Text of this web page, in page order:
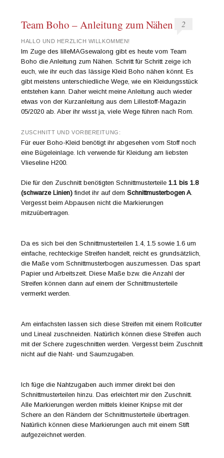
Team Boho – Anleitung zum Nähen 2
HALLO UND HERZLICH WILLKOMMEN!
Im Zuge des lilleMAGsewalong gibt es heute vom Team
Boho die Anleitung zum Nähen. Schritt für Schritt zeige ich
euch, wie ihr euch das lässige Kleid Boho nähen könnt. Es
gibt meistens unterschiedliche Wege, wie ein Kleidungsstück
entstehen kann. Daher weicht meine Anleitung auch wieder
etwas von der Kurzanleitung aus dem Lillestoff-Magazin
05/2020 ab. Aber ihr wisst ja, viele Wege führen nach Rom.
ZUSCHNITT UND VORBEREITUNG:
Für euer Boho-Kleid benötigt ihr abgesehen vom Stoff noch
eine Bügeleinlage. Ich verwende für Kleidung am liebsten
Vlieseline H200.
Die für den Zuschnitt benötigten Schnittmusterteile1.1 bis 1.8
(schwarze Linien) findet ihr auf demSchnittmusterbogen A.
Vergesst beim Abpausen nicht die Markierungen
mitzuübertragen.
Da es sich bei den Schnittmusterteilen 1.4, 1.5 sowie 1.6 um
einfache, rechteckige Streifen handelt, reicht es grundsätzlich,
die Maße vom Schnittmusterbogen auszumessen. Das spart
Papier und Arbeitszeit. Diese Maße bzw. die Anzahl der
Streifen können dann auf einem der Schnittmusterteile
vermerkt werden.
Am einfachsten lassen sich diese Streifen mit einem Rollcutter
und Lineal zuschneiden. Natürlich können diese Streifen auch
mit der Schere zugeschnitten werden. Vergesst beim Zuschnitt
nicht auf die Naht- und Saumzugaben.
Ich füge die Nahtzugaben auch immer direkt bei den
Schnittmusterteilen hinzu. Das erleichtert mir den Zuschnitt.
Alle Markierungen werden mittels kleiner Knipse mit der
Schere an den Rändern der Schnittmusterteile übertragen.
Natürlich können diese Markierungen auch mit einem Stift
aufgezeichnet werden.